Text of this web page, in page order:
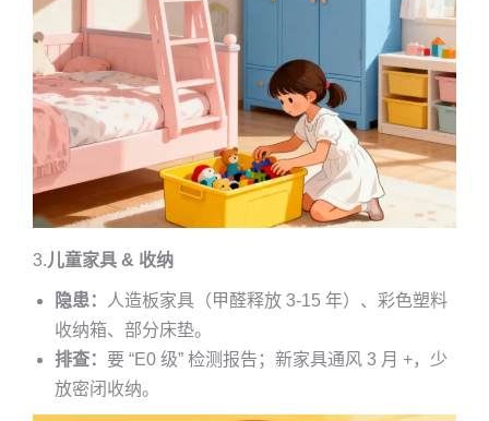
3.儿童家具 & 收纳
隐患： 人造板家具（甲醛释放 3-15 年）、彩色塑料
收纳箱、部分床垫。
排查： 要 “E0 级” 检测报告；新家具通风 3 月 +，少
放密闭收纳。